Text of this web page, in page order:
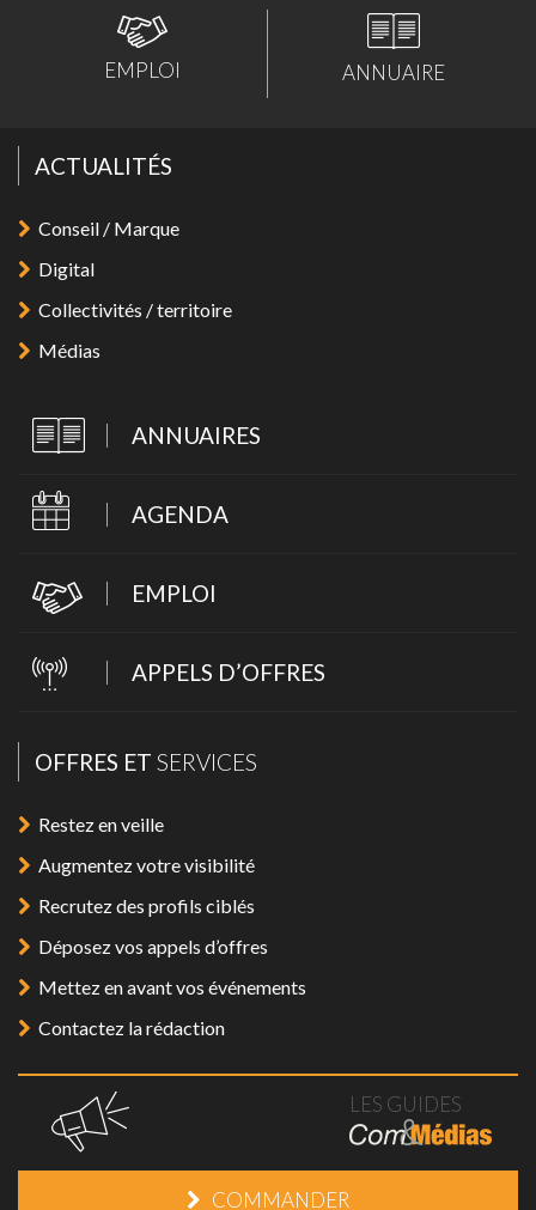
EMPLOI ANNUAIRE
ACTUALITÉS
Conseil / Marque
Digital
Collectivités / territoire
Médias
ANNUAIRES
AGENDA
EMPLOI
APPELS D’OFFRES
OFFRES ET SERVICES
Restez en veille
Augmentez votre visibilité
Recrutez des profils ciblés
Déposez vos appels d’offres
Mettez en avant vos événements
Contactez la rédaction
LES GUIDES
COMMANDER